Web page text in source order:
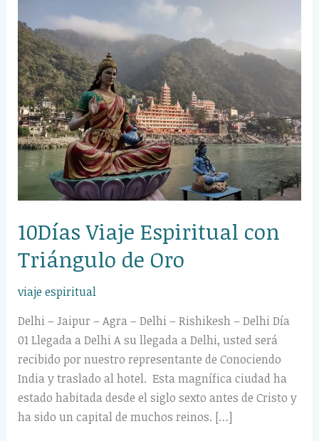
10Días Viaje Espiritual con
Triángulo de Oro
viaje espiritual
Delhi – Jaipur – Agra – Delhi – Rishikesh – Delhi Día
01 Llegada a Delhi A su llegada a Delhi, usted será
recibido por nuestro representante de Conociendo
India y traslado al hotel. Esta magnífica ciudad ha
estado habitada desde el siglo sexto antes de Cristo y
ha sido un capital de muchos reinos. […]
Espiritual
con
Triángulo
de
Oro